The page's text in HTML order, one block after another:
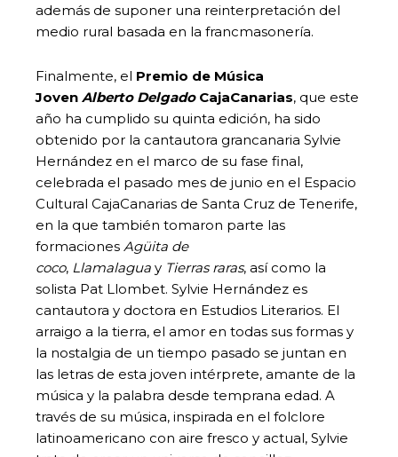
además de suponer una reinterpretación del
medio rural basada en la francmasonería.
Finalmente, el Premio de Música
Joven Alberto DelgadoCajaCanarias, que este
año ha cumplido su quinta edición, ha sido
obtenido por la cantautora grancanaria Sylvie
Hernández en el marco de su fase final,
celebrada el pasado mes de junio en el Espacio
Cultural CajaCanarias de Santa Cruz de Tenerife,
en la que también tomaron parte las
formaciones Agüita de
coco, Llamalagua y Tierras raras, así como la
solista Pat Llombet. Sylvie Hernández es
cantautora y doctora en Estudios Literarios. El
arraigo a la tierra, el amor en todas sus formas y
la nostalgia de un tiempo pasado se juntan en
las letras de esta joven intérprete, amante de la
música y la palabra desde temprana edad. A
través de su música, inspirada en el folclore
latinoamericano con aire fresco y actual, Sylvie